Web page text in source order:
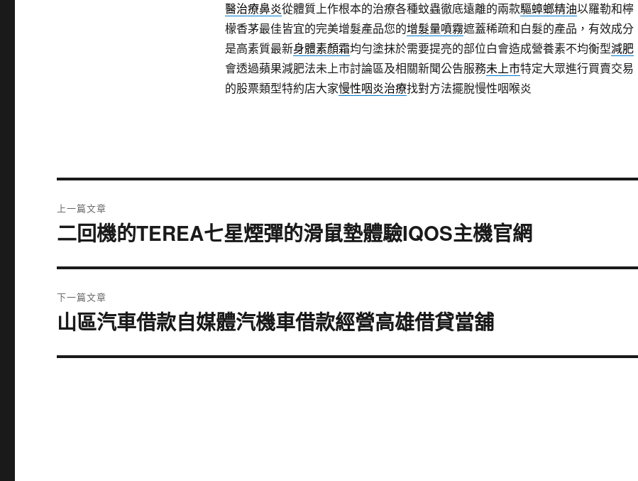
醫治療鼻炎從體質上作根本的治療各種蚊蟲徹底遠離的兩款驅蟑螂精油以羅勒和檸
檬香茅最佳皆宜的完美增髮產品您的增髮量噴霧遮蓋稀疏和白髮的產品，有效成分
是高素質最新身體素顏霜均勻塗抹於需要提亮的部位白會造成營養素不均衡型減肥
會透過蘋果減肥法未上市討論區及相關新聞公告服務未上市特定大眾進行買賣交易
的股票類型特約店大家慢性咽炎治療找對方法擺脫慢性咽喉炎
章
上一篇文章
上
篇
章:
二回機的TEREA七星煙彈的滑鼠墊體驗IQOS主機官網
下一篇文章
下
篇
山區汽車借款自媒體汽機車借款經營高雄借貸當舖